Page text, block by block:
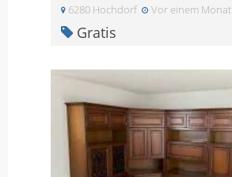
6280 Hochdorf Vor einem Monat
Gratis